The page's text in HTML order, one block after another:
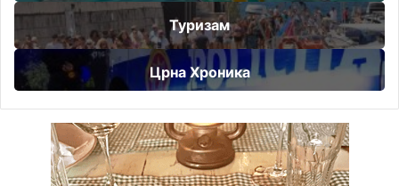
Туризам
Црна Хроника